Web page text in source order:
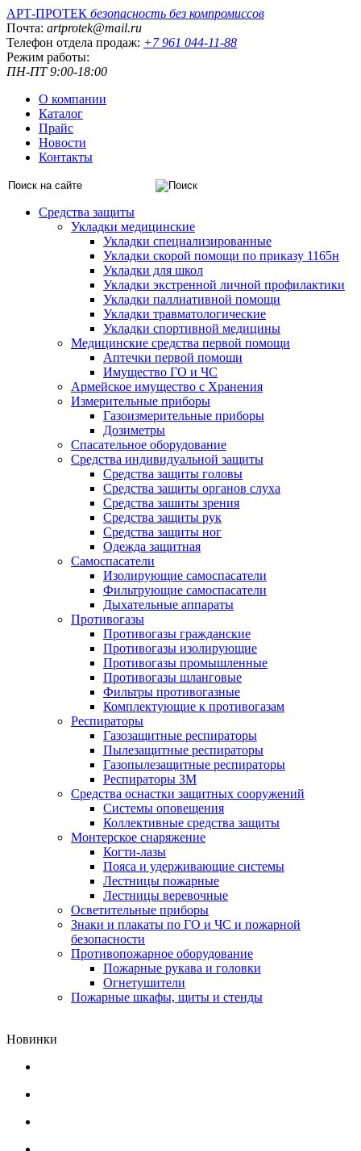
АРТ-ПРОТЕК безопасность без компромиссов
Почта: artprotek@mail.ru
Телефон отдела продаж: +7 961 044-11-88
Режим работы:
ПН-ПТ 9:00-18:00
О компании
Каталог
Прайс
Новости
Контакты
Средства защиты
Укладки медицинские
Укладки специализированные
Укладки скорой помощи по приказу 1165н
Укладки для школ
Укладки экстренной личной профилактики
Укладки паллиативной помощи
Укладки травматологические
Укладки спортивной медицины
Медицинские средства первой помощи
Аптечки первой помощи
Имущество ГО и ЧС
Армейское имущество с Хранения
Измерительные приборы
Газоизмерительные приборы
Дозиметры
Спасательное оборудование
Средства индивидуальной защиты
Средства защиты головы
Средства защиты органов слуха
Средства зашиты зрения
Средства защиты рук
Средства защиты ног
Одежда защитная
Самоспасатели
Изолирующие самоспасатели
Фильтрующие самоспасатели
Дыхательные аппараты
Противогазы
Противогазы гражданские
Противогазы изолирующие
Противогазы промышленные
Противогазы шланговые
Фильтры противогазные
Комплектующие к противогазам
Респираторы
Газозащитные респираторы
Пылезащитные респираторы
Газопылезащитные респираторы
Респираторы ЗМ
Средства оснастки защитных сооружений
Системы оповещения
Коллективные средства защиты
Монтерское снаряжение
Когти-лазы
Пояса и удерживающие системы
Лестницы пожарные
Лестницы веревочные
Осветительные приборы
Знаки и плакаты по ГО и ЧС и пожарной
безопасности
Противопожарное оборудование
Пожарные рукава и головки
Огнетушители
Пожарные шкафы, щиты и стенды
Новинки